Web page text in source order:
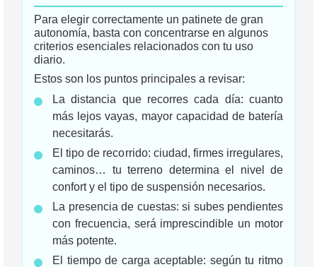
Para elegir correctamente un patinete de gran
autonomía, basta con concentrarse en algunos
criterios esenciales relacionados con tu uso
diario.
Estos son los puntos principales a revisar:
La distancia que recorres cada día: cuanto
más lejos vayas, mayor capacidad de batería
necesitarás.
El tipo de recorrido: ciudad, firmes irregulares,
caminos… tu terreno determina el nivel de
confort y el tipo de suspensión necesarios.
La presencia de cuestas: si subes pendientes
con frecuencia, será imprescindible un motor
más potente.
El tiempo de carga aceptable: según tu ritmo